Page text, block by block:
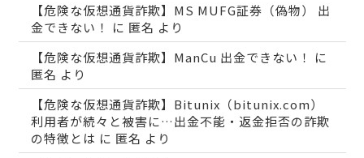
【危険な仮想通貨詐欺】MS MUFG証券（偽物） 出
金できない！
に 匿名 より
【危険な仮想通貨詐欺】ManCu 出金できない！
に
匿名 より
【危険な仮想通貨詐欺】Bitunix（bitunix.com）
利用者が続々と被害に…出金不能・返金拒否の詐欺
の特徴とは に 匿名 より